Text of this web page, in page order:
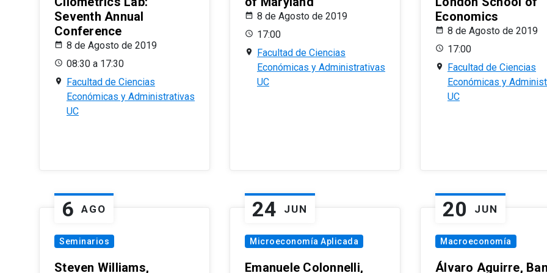
Seventh Annual
Conference
8 de Agosto de 2019
08:30 a 17:30
Facultad de Ciencias
Económicas y Administrativas
UC
8 de Agosto de 2019
17:00
Facultad de Ciencias
Económicas y Administrativas
UC
Economics
8 de Agosto de 2019
17:00
Facultad de Ciencias
Económicas y
UC
6 AGO
Seminarios
Steven Williams,
24 JUN
Microeconomía Aplicada
Emanuele Colonnelli,
20 JUN
Macroeconomía
Álvaro Aguirre,